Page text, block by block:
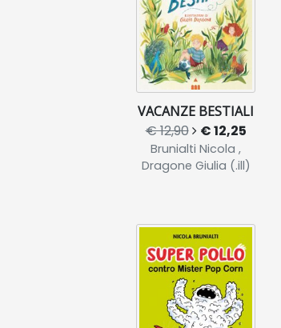
VACANZE BESTIALI
€ 12,90 € 12,25
Brunialti Nicola ,
Dragone Giulia (.ill)